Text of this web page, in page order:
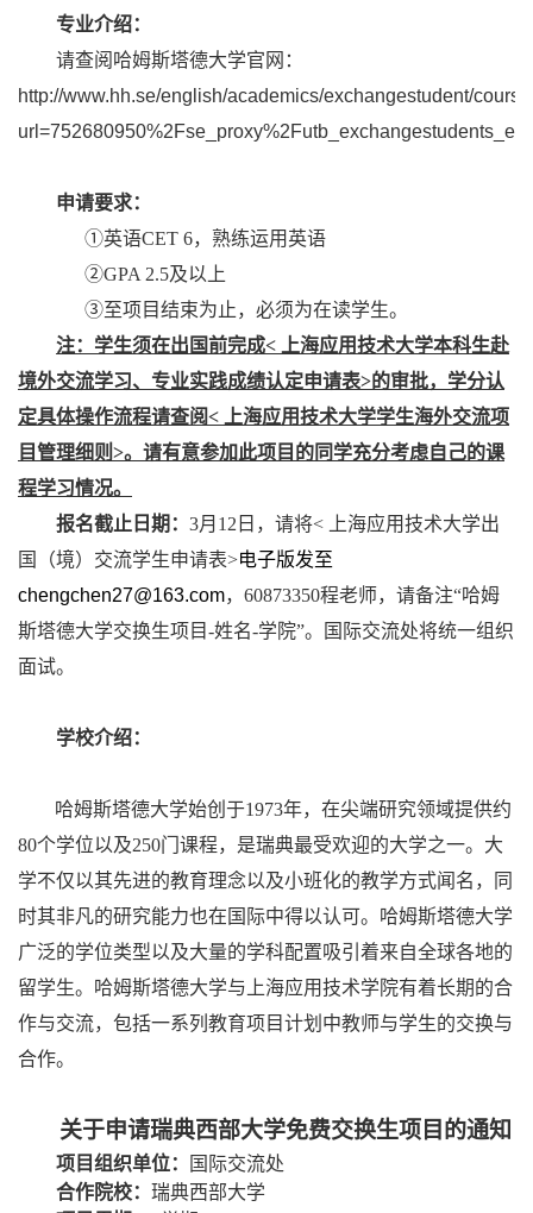
专业介绍：
请查阅哈姆斯塔德大学官网：
http://www.hh.se/english/academics/exchangestudent/
申请要求：
①英语CET 6，熟练运用英语
②GPA 2.5及以上
③至项目结束为止，必须为在读学生。
注：学生须在出国前完成<
上海应用技术大学本科生赴
境外交流学习、专业实践成绩认定申请表>的审批，学分认
定具体操作流程请查阅<
上海应用技术大学学生海外交流项
目管理细则>。请有意参加此项目的同学充分考虑自己的课
程学习情况。
报名截止日期： 3月 12 日，请将<
上海应用技术大学出
国（境）交流学生申请表>电子版发至
chengchen27@163.com， 60873350程老师，请备注“哈姆
斯塔德大学交换生项目-姓名-学院”。国际交流处将统一组织
面试。
学校介绍：
哈姆斯塔德大学始创于1973年，在尖端研究领域提供约
80个学位以及250门课程，是瑞典最受欢迎的大学之一。大
学不仅以其先进的教育理念以及小班化的教学方式闻名，同
时其非凡的研究能力也在国际中得以认可。哈姆斯塔德大学
广泛的学位类型以及大量的学科配置吸引着来自全球各地的
留学生。哈姆斯塔德大学与上海应用技术学院有着长期的合
作与交流，包括一系列教育项目计划中教师与学生的交换与
合作。
关于申请瑞典西部大学免费交换生项目的通知
项目组织单位：
国际交流处
合作院校： 瑞典西部大学